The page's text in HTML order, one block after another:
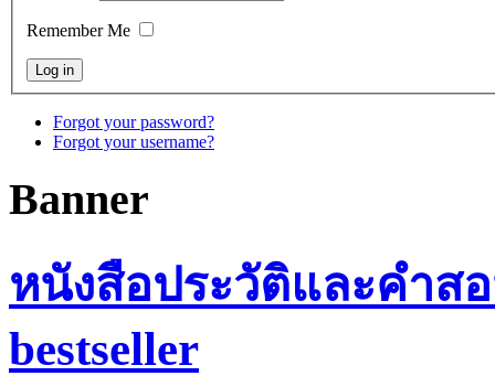
Remember Me
Forgot your password?
Forgot your username?
Banner
หนังสือประวัติและคำส
bestseller